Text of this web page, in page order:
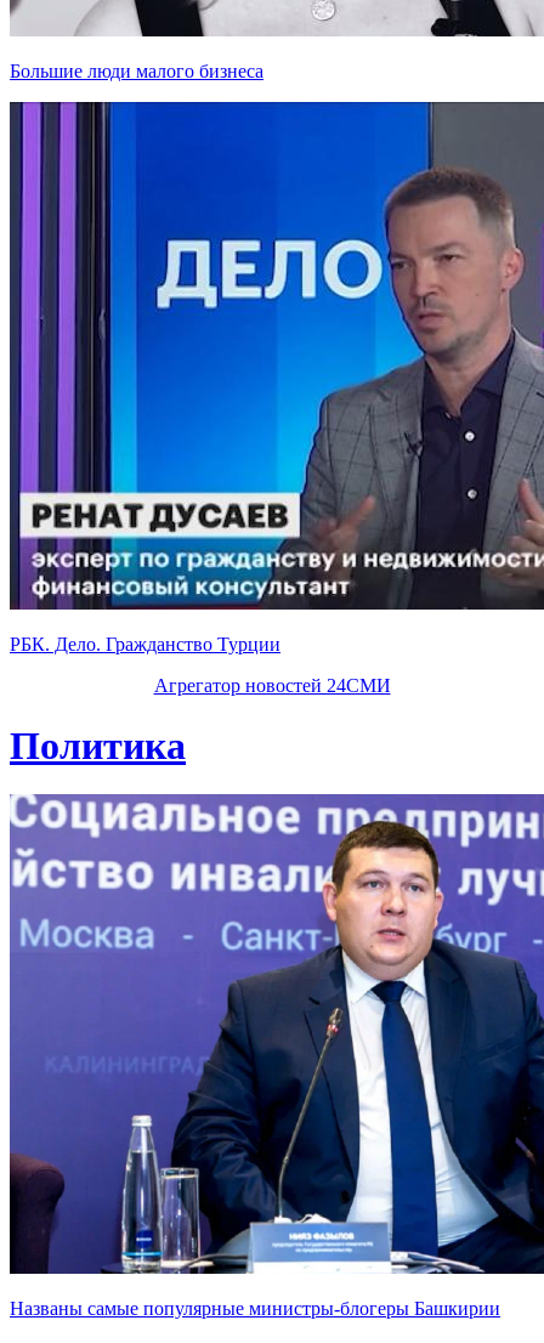
Большие люди малого бизнеса
РБК. Дело. Гражданство Турции
Агрегатор новостей 24СМИ
Политика
Названы самые популярные министры-блогеры Башкирии